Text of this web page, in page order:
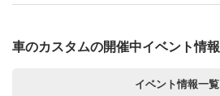
車のカスタムの開催中イベント情報
イベント情報一覧